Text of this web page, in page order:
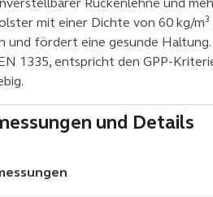
Rückenlehne und
mit einer Dichte von 60 kg/
und fördert eine gesunde
1335, entspricht den GPP-
und Details